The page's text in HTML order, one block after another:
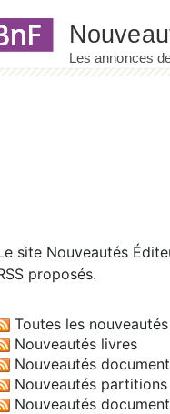
site Nouveautés
proposés.
Toutes les nouveautés
Nouveautés livres
Nouveautés
Nouveautés partitions
Nouveautés